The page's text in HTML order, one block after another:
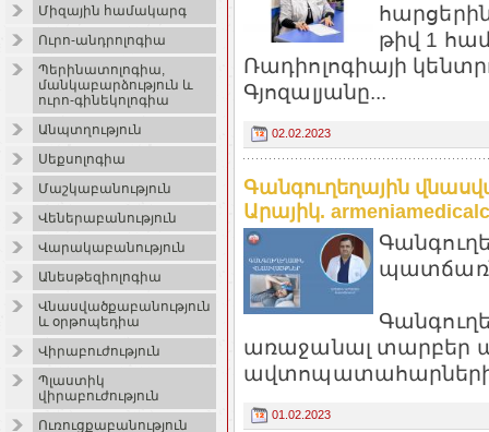
Միզային համակարգ
Ուրո-անդրոլոգիա
Պերինատոլոգիա,
մանկաբարձություն և
ուրո-գինեկոլոգիա
Անպտղություն
Սեքսոլոգիա
Մաշկաբանություն
Վեներաբանություն
Վարակաբանություն
Անեսթեզիոլոգիա
Վնասվածքաբանություն
և օրթոպեդիա
Վիրաբուժություն
Պլաստիկ
վիրաբուժություն
Ուռուցքաբանություն
թիվ 1
Ռադիոլոգիայի
Գյոզալյանը...
02.02.2023
Գանգուղեղային
Արայիկ.
առաջանալ տարբեր
01.02.2023